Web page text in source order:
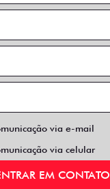
via e-mail
via celular
EM CONTATO